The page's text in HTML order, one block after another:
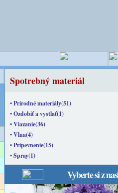
Spotrebný materiál
• Prírodné materiály(51)
• Ozdobiť a vystlať(1)
• Viazanie(36)
• Vlna(4)
• Pripevnenie(15)
• Spray(1)
Vyberte si z